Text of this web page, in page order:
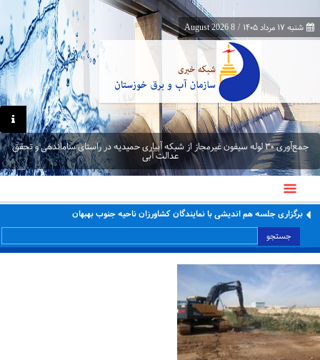
شنبه ۱۷ مرداد ۱۴۰۵ /
8 August 2026
جمع‌آوری ۳۰ لوله سیفون غیرمجاز از شبکه آبیاری حمیدیه در راستای ساماندهی و تحقق
عدالت آبی
برگزاری جلسه هم اندیشی با نمایندگان کشاورزان ناحیه جنوب بهبهان
جستجو